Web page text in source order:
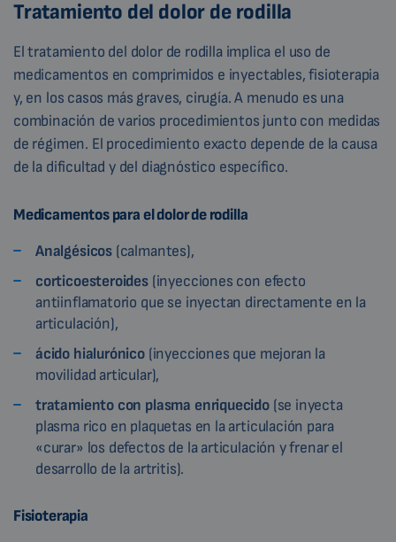
Tratamiento del dolor de rodilla
El tratamiento del dolor de rodilla implica el uso de
medicamentos en comprimidos e inyectables, fisioterapia
y, en los casos más graves, cirugía. A menudo es una
combinación de varios procedimientos junto con medidas
de régimen. El procedimiento exacto depende de la causa
de la dificultad y del diagnóstico específico.
Medicamentos para el dolor de rodilla
Analgésicos (calmantes),
corticoesteroides(inyecciones con efecto
antiinflamatorio que se inyectan directamente en la
articulación),
ácido hialurónico(inyecciones que mejoran la
movilidad articular),
tratamiento con plasma enriquecido(se inyecta
plasma rico en plaquetas en la articulación para
«curar» los defectos de la articulación y frenar el
desarrollo de la artritis).
Fisioterapia